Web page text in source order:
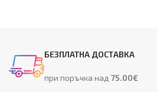
БЕЗПЛАТНА ДОСТАВКА
при поръчка над75.00€